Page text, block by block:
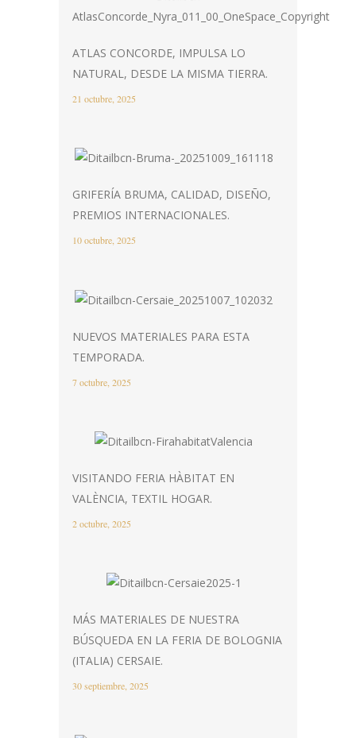
ATLAS CONCORDE, IMPULSA LO
NATURAL, DESDE LA MISMA TIERRA.
21 octubre, 2025
GRIFERÍA BRUMA, CALIDAD, DISEÑO,
PREMIOS INTERNACIONALES.
10 octubre, 2025
NUEVOS MATERIALES PARA ESTA
TEMPORADA.
7 octubre, 2025
VISITANDO FERIA HÀBITAT EN
VALÈNCIA, TEXTIL HOGAR.
2 octubre, 2025
MÁS MATERIALES DE NUESTRA
BÚSQUEDA EN LA FERIA DE BOLOGNIA
(ITALIA) CERSAIE.
30 septiembre, 2025